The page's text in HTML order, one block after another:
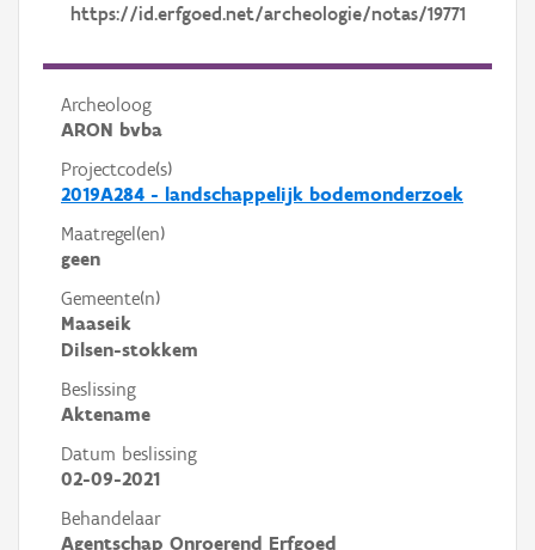
https://id.erfgoed.net/archeologie/notas/19771
Archeoloog
ARON bvba
Projectcode(s)
2019A284 - landschappelijk bodemonderzoek
Maatregel(en)
geen
Gemeente(n)
Maaseik
Dilsen-stokkem
Beslissing
Aktename
Datum beslissing
02-09-2021
Behandelaar
Agentschap Onroerend Erfgoed